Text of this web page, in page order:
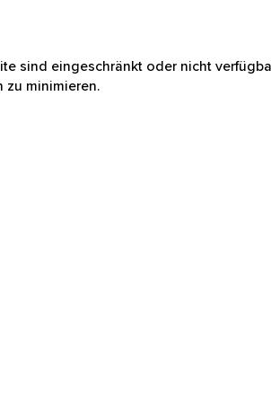
sind eingeschränkt oder nicht
zu minimieren.